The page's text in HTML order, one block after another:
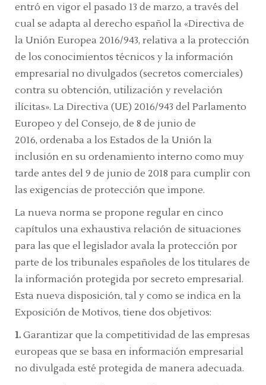
entró en vigor el pasado 13 de marzo, a través del
cual se adapta al derecho español la «Directiva de
la Unión Europea 2016/943, relativa a la protección
de los conocimientos técnicos y la información
empresarial no divulgados (secretos comerciales)
contra su obtención, utilización y revelación
ilícitas». La Directiva (UE) 2016/943 del Parlamento
Europeo y del Consejo, de 8 de junio de
2016, ordenaba a los Estados de la Unión la
inclusión en su ordenamiento interno como muy
tarde antes del 9 de junio de 2018 para cumplir con
las exigencias de protección que impone.
La nueva norma se propone regular en cinco
capítulos una exhaustiva relación de situaciones
para las que el legislador avala la protección por
parte de los tribunales españoles de los titulares de
la información protegida por secreto empresarial.
Esta nueva disposición, tal y como se indica en la
Exposición de Motivos, tiene dos objetivos:
1. Garantizar que la competitividad de las empresas
europeas que se basa en información empresarial
no divulgada esté protegida de manera adecuada.